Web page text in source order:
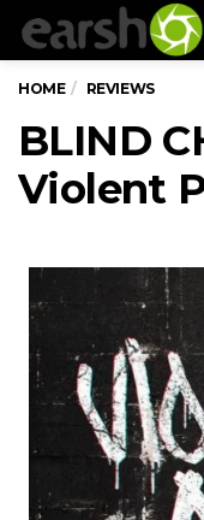
HOME REVIEWS
BLIND
Violent